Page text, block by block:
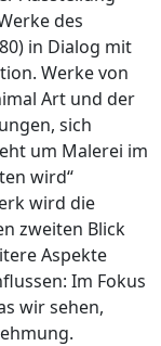
des
in Dialog mit
Werke von
Art und der
sich
um Malerei im
wird“
wird die
zweiten Blick
Aspekte
Im Fokus
wir sehen,